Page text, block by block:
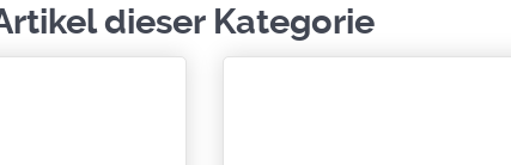
dieser Kategorie